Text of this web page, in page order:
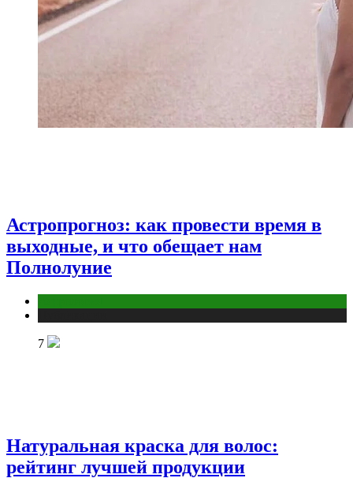
Астропрогноз: как провести время в
выходные, и что обещает нам
Полнолуние
7
Натуральная краска для волос:
рейтинг лучшей продукции